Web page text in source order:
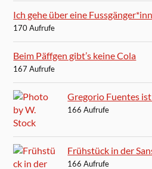
Ich gehe über eine
170 Aufrufe
Beim Päffgen gibt’s keine Cola
167 Aufrufe
Gregorio Fuentes
166 Aufrufe
Frühstück in der
166 Aufrufe